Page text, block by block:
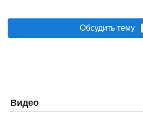
Обсудить тему
Видео